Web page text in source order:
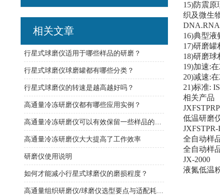
15)防震原
织及微生
16)典型液
17)研磨
18)研磨
19)加速:
20)减速:
21)标准:
相关产品
低温研磨
JXFSTPR-
全自动样
全自动样
JX-2000
液氮低温
相关文章
行星式球磨仪适用于哪些样品的研磨？
行星式球磨仪球磨罐都有哪些分类？
行星式球磨仪的转速是越高越好吗？
高通量冷冻研磨仪都有哪些应用实例？
高通量冷冻研磨仪大大提高了工作效率
研磨仪使用说明
如何才能减小行星式球磨仪的磨损程度？